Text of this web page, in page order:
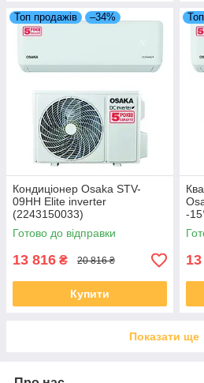
Топ продажів –34%
Кондиціонер Osaka STV-
09HH Elite inverter
(2243150033)
Готово до відправки
13 816 ₴ 20 816 ₴
Купити
-
Показати ще